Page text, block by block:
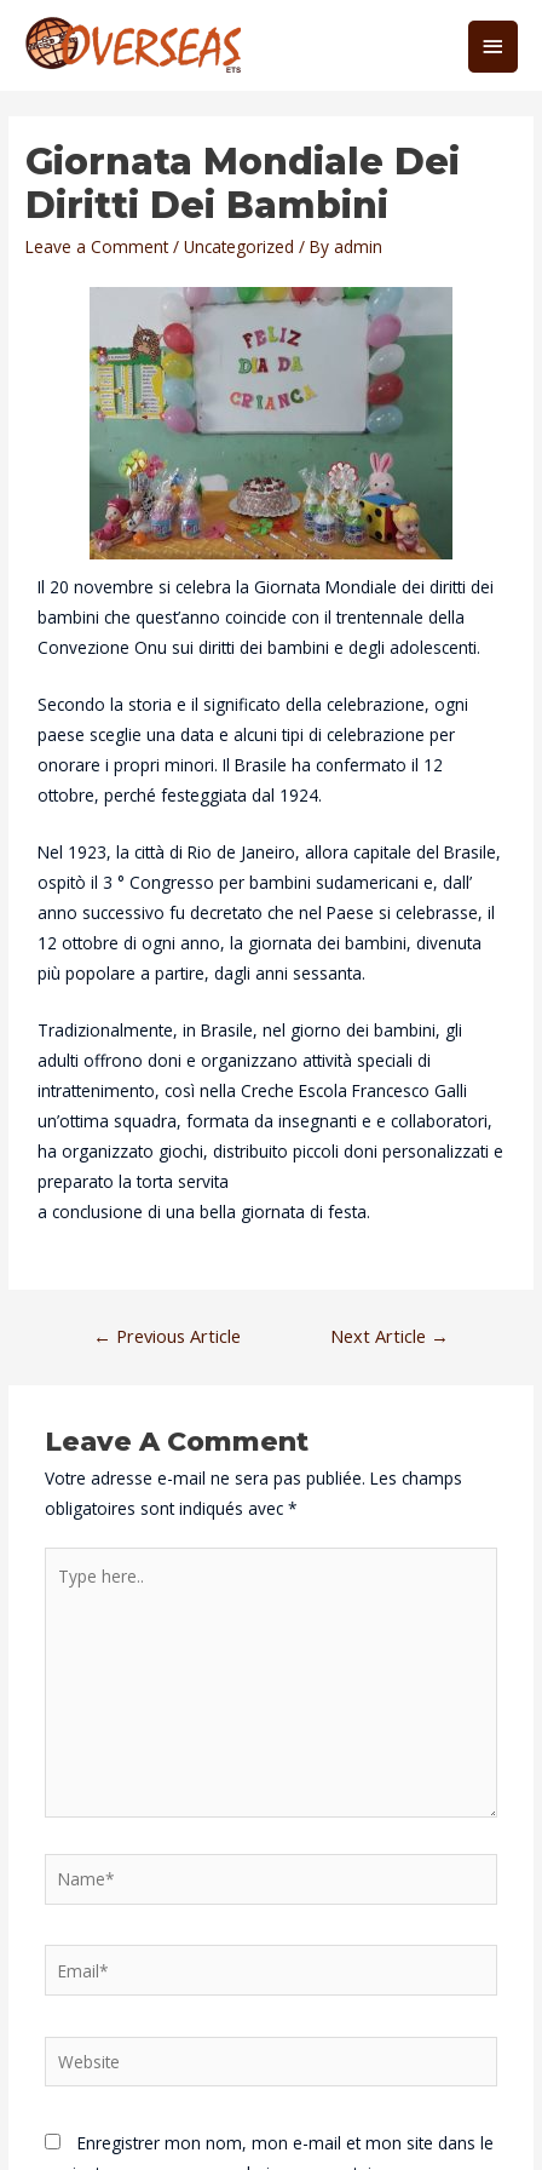
Giornata Mondiale Dei
Diritti Dei Bambini
Leave a Comment /Uncategorized / Byadmin
Il 20 novembre si celebra la Giornata Mondiale dei diritti dei
bambini che quest’anno coincide con il trentennale della
Convezione Onu sui diritti dei bambini e degli adolescenti.
Secondo la storia e il significato della celebrazione, ogni
paese sceglie una data e alcuni tipi di celebrazione per
onorare i propri minori. Il Brasile ha confermato il 12
ottobre, perché festeggiata dal 1924.
Nel 1923, la città di Rio de Janeiro, allora capitale del Brasile,
ospitò il 3 ° Congresso per bambini sudamericani e, dall’
anno successivo fu decretato che nel Paese si celebrasse, il
12 ottobre di ogni anno, la giornata dei bambini, divenuta
più popolare a partire, dagli anni sessanta.
Tradizionalmente, in Brasile, nel giorno dei bambini, gli
adulti offrono doni e organizzano attività speciali di
intrattenimento, così nella Creche Escola Francesco Galli
un’ottima squadra, formata da insegnanti e e collaboratori,
ha organizzato giochi, distribuito piccoli doni personalizzati e
preparato la torta servita
a conclusione di una bella giornata di festa.
← Previous Article Next Article →
Leave A Comment
Votre adresse e-mail ne sera pas publiée. Les champs
obligatoires sont indiqués avec *
Enregistrer mon nom, mon e-mail et mon site dans le